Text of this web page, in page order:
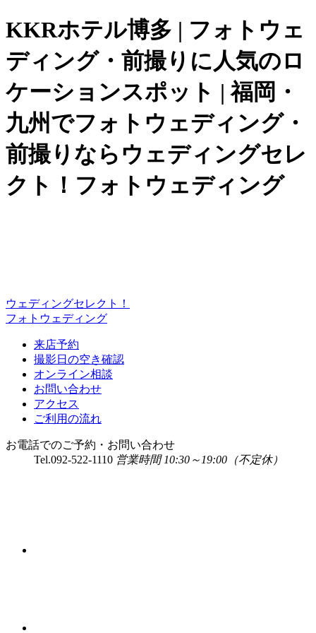
KKRホテル博多 | フォトウェ
ディング・前撮りに人気のロ
ケーションスポット | 福岡・
九州でフォトウェディング・
前撮りならウェディングセレ
クト！フォトウェディング
ウェディングセレクト！
フォトウェディング
来店予約
撮影日の空き確認
オンライン相談
お問い合わせ
アクセス
ご利用の流れ
お電話でのご予約・お問い合わせ
Tel.092-522-1110 営業時間 10:30～19:00（不定休）